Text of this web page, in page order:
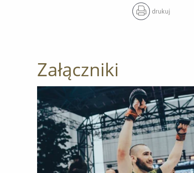
drukuj
Załączniki
Otwórz załącznik Podwójne podium 6MBOT